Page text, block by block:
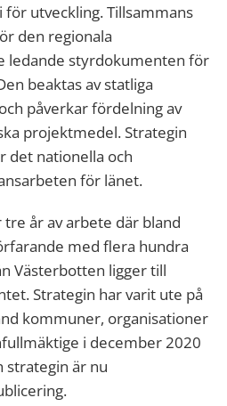
utveckling. Tillsammans
den regionala
ledande styrdokumenten för
beaktas av statliga
påverkar fördelning av
projektmedel. Strategin
det nationella och
för länet.
år av arbete där bland
med flera hundra
Västerbotten ligger till
Strategin har varit ute på
kommuner, organisationer
i december 2020
strategin är nu